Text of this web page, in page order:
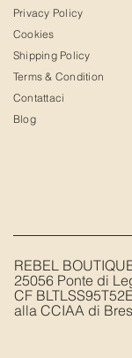
Privacy Policy
Cookies
Shipping Policy
Terms & Condition
Contattaci
Blog
REBEL
25056 Ponte di
CF
alla CCIAA di